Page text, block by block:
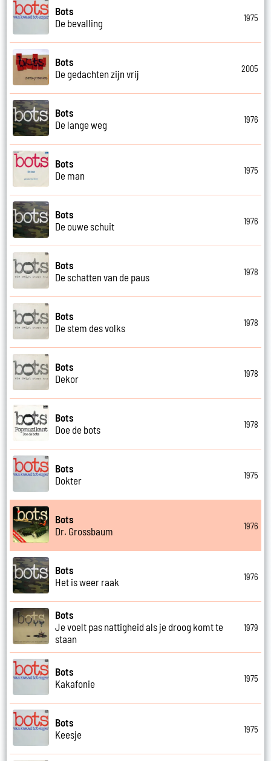
Bots
De bevalling
1975
Bots
De gedachten zijn vrij
2005
Bots
De lange weg
1976
Bots
De man
1975
Bots
De ouwe schuit
1976
Bots
De schatten van de paus
1978
Bots
De stem des volks
1978
Bots
Dekor
1978
Bots
Doe de bots
1978
Bots
Dokter
1975
Bots
Dr. Grossbaum
1976
Bots
Het is weer raak
1976
Bots
Je voelt pas nattigheid als je droog komt te
staan
1979
Bots
Kakafonie
1975
Bots
Keesje
1975